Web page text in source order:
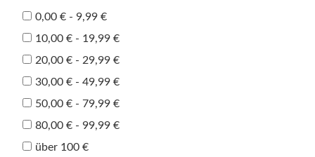
0,00 € - 9,99 €
10,00 € - 19,99 €
20,00 € - 29,99 €
30,00 € - 49,99 €
50,00 € - 79,99 €
80,00 € - 99,99 €
über 100 €